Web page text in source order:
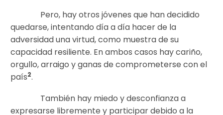
Pero, hay otros jóvenes que han decidido
quedarse, intentando día a día hacer de la
adversidad una virtud, como muestra de su
capacidad resiliente. En ambos casos hay cariño,
orgullo, arraigo y ganas de comprometerse con el
país2.
También hay miedo y desconfianza a
expresarse libremente y participar debido a la